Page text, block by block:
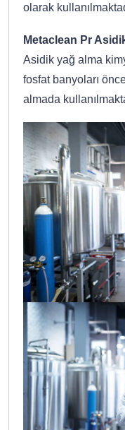
olarak
Metaclean Pr
Asidik yağ alma
fosfat banyoları
almada